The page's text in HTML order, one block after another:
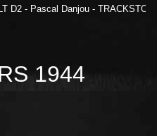
D2 - Pascal Danjou -
1944